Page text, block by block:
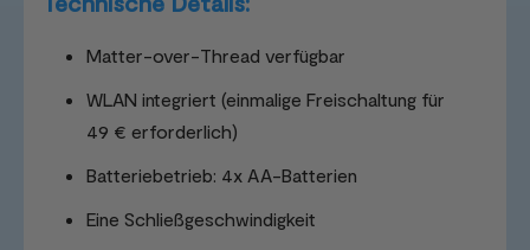
Matter-over-Thread verfügbar
WLAN integriert (einmalige Freischaltung für
49 € erforderlich)
Batteriebetrieb: 4x AA-Batterien
Eine Schließgeschwindigkeit